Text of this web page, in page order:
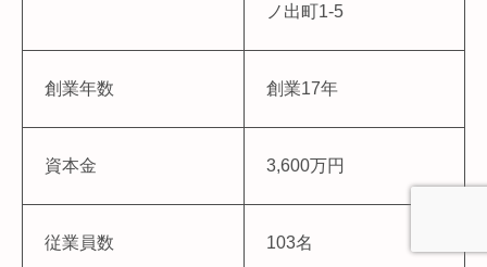
ノ出町1-5
創業年数 創業17年
資本金 3,600万円
従業員数 103名